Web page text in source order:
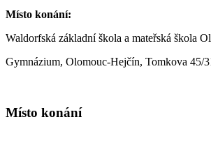
Místo konání:
Waldorfská základní škola a mateřská škola
Gymnázium, Olomouc-Hejčín, Tomkova 45/
Místo konání